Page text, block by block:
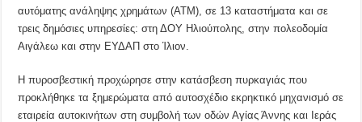
αυτόματης ανάληψης χρημάτων (ΑΤΜ), σε 13 καταστήματα και σε
τρεις δημόσιες υπηρεσίες: στη ΔΟΥ Ηλιούπολης, στην πολεοδομία
Αιγάλεω και στην ΕΥΔΑΠ στο Ίλιον.
Η πυροσβεστική προχώρησε στην κατάσβεση πυρκαγιάς που
προκλήθηκε τα ξημερώματα από αυτοσχέδιο εκρηκτικό μηχανισμό σε
εταιρεία αυτοκινήτων στη συμβολή των οδών Αγίας Άννης και Ιεράς